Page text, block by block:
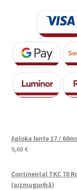
Aploka lente 17 /
9,68 €
Continental TKC 70
(aizmugurējā)